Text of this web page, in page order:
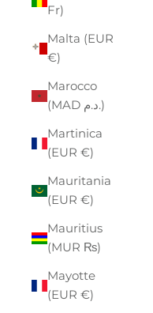
Fr)
Malta (EUR
€)
Marocco
(MAD د.م.)
Martinica
(EUR €)
Mauritania
(EUR €)
Mauritius
(MUR ₨)
Mayotte
(EUR €)